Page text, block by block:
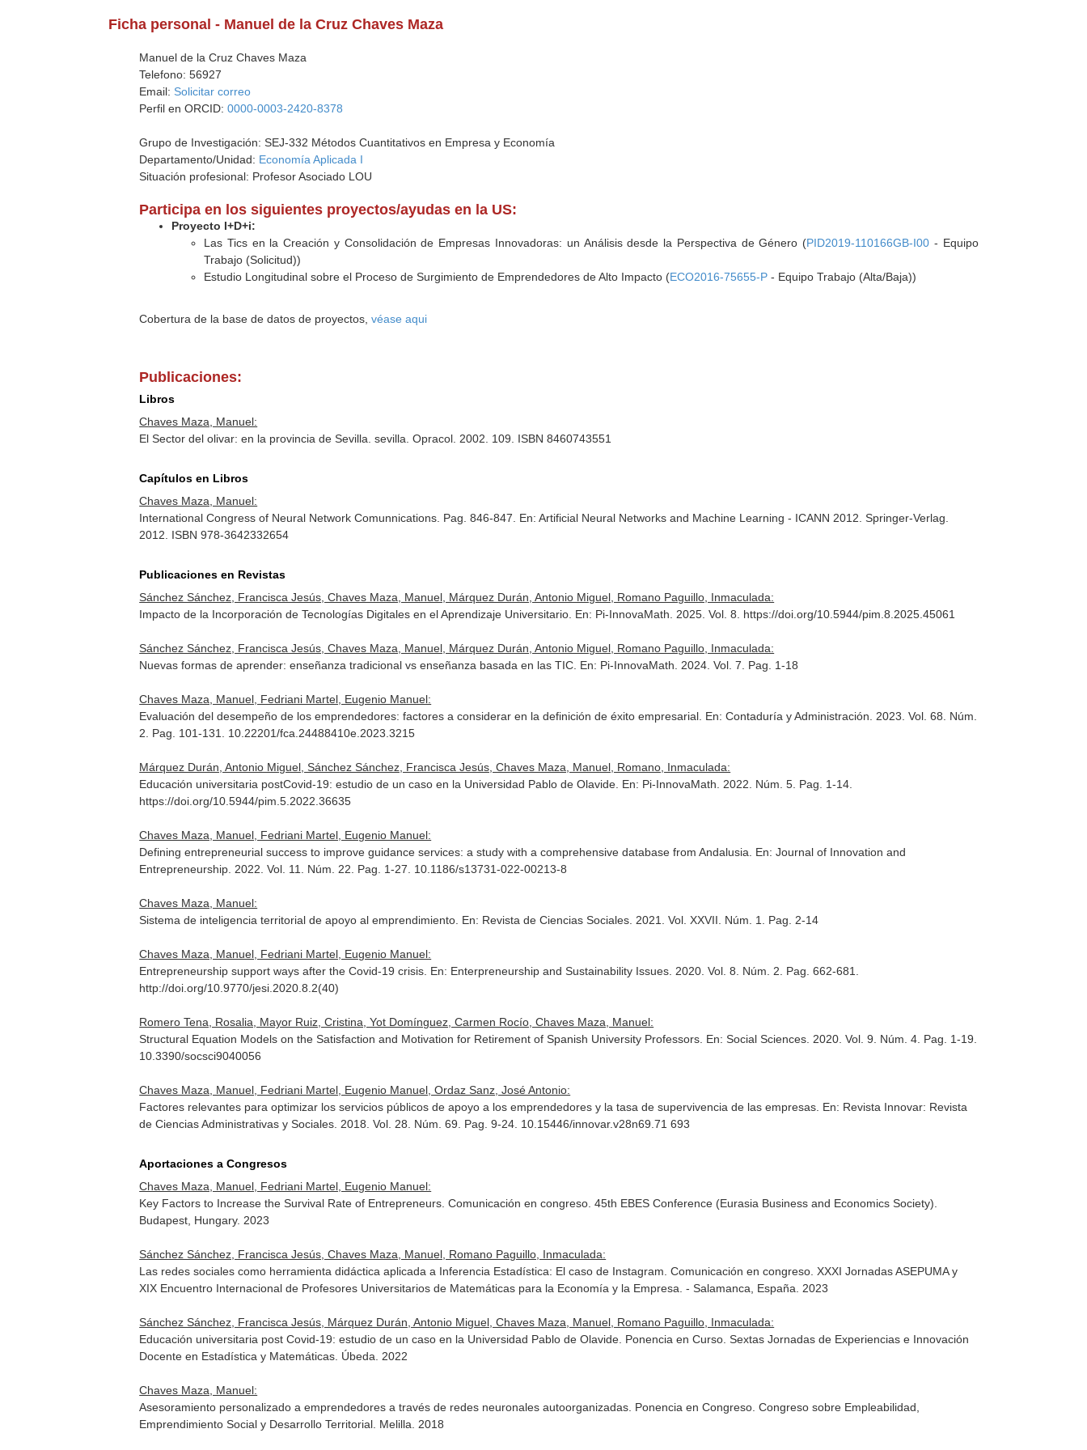
Ficha personal - Manuel de la Cruz Chaves Maza
Manuel de la Cruz Chaves Maza
Telefono: 56927
Email: Solicitar correo
Perfil en ORCID:0000-0003-2420-8378
Grupo de Investigación: SEJ-332 Métodos Cuantitativos en Empresa y Economía
Departamento/Unidad: Economía Aplicada I
Situación profesional: Profesor Asociado LOU
Participa en los siguientes proyectos/ayudas en la US:
Proyecto I+D+i:
Las Tics en la Creación y Consolidación de Empresas Innovadoras: un Análisis desde la Perspectiva de Género (PID2019-110166GB-I00 - Equipo
Trabajo (Solicitud))
Estudio Longitudinal sobre el Proceso de Surgimiento de Emprendedores de Alto Impacto (ECO2016-75655-P - Equipo Trabajo (Alta/Baja))
Cobertura de la base de datos de proyectos,véase aqui
Publicaciones:
Libros
Chaves Maza, Manuel:
El Sector del olivar: en la provincia de Sevilla. sevilla. Opracol. 2002. 109. ISBN 8460743551
Capítulos en Libros
Chaves Maza, Manuel:
International Congress of Neural Network Comunnications. Pag. 846-847. En: Artificial Neural Networks and Machine Learning - ICANN 2012 . Springer-Verlag.
2012. ISBN 978-3642332654
Publicaciones en Revistas
Sánchez Sánchez, Francisca Jesús, Chaves Maza, Manuel, Márquez Durán, Antonio Miguel, Romano Paguillo, Inmaculada:
Impacto de la Incorporación de Tecnologías Digitales en el Aprendizaje Universitario. En: Pi-InnovaMath . 2025. Vol. 8. https://doi.org/10.5944/pim.8.2025.45061
Sánchez Sánchez, Francisca Jesús, Chaves Maza, Manuel, Márquez Durán, Antonio Miguel, Romano Paguillo, Inmaculada:
Nuevas formas de aprender: enseñanza tradicional vs enseñanza basada en las TIC. En: Pi-InnovaMath . 2024. Vol. 7. Pag. 1-18
Chaves Maza, Manuel, Fedriani Martel, Eugenio Manuel:
Evaluación del desempeño de los emprendedores: factores a considerar en la definición de éxito empresarial. En: Contaduría y Administración . 2023. Vol. 68. Núm.
2. Pag. 101-131. 10.22201/fca.24488410e.2023.3215
Márquez Durán, Antonio Miguel, Sánchez Sánchez, Francisca Jesús, Chaves Maza, Manuel, Romano, Inmaculada:
Educación universitaria postCovid-19: estudio de un caso en la Universidad Pablo de Olavide. En: Pi-InnovaMath . 2022. Núm. 5. Pag. 1-14.
https://doi.org/10.5944/pim.5.2022.36635
Chaves Maza, Manuel, Fedriani Martel, Eugenio Manuel:
Defining entrepreneurial success to improve guidance services: a study with a comprehensive database from Andalusia. En: Journal of Innovation and
Entrepreneurship . 2022. Vol. 11. Núm. 22. Pag. 1-27. 10.1186/s13731-022-00213-8
Chaves Maza, Manuel:
Sistema de inteligencia territorial de apoyo al emprendimiento. En: Revista de Ciencias Sociales . 2021. Vol. XXVII. Núm. 1. Pag. 2-14
Chaves Maza, Manuel, Fedriani Martel, Eugenio Manuel:
Entrepreneurship support ways after the Covid-19 crisis. En: Enterpreneurship and Sustainability Issues . 2020. Vol. 8. Núm. 2. Pag. 662-681.
http://doi.org/10.9770/jesi.2020.8.2(40)
Romero Tena, Rosalia, Mayor Ruiz, Cristina, Yot Domínguez, Carmen Rocío, Chaves Maza, Manuel:
Structural Equation Models on the Satisfaction and Motivation for Retirement of Spanish University Professors. En: Social Sciences . 2020. Vol. 9. Núm. 4. Pag. 1-19.
10.3390/socsci9040056
Chaves Maza, Manuel, Fedriani Martel, Eugenio Manuel, Ordaz Sanz, José Antonio:
Factores relevantes para optimizar los servicios públicos de apoyo a los emprendedores y la tasa de supervivencia de las empresas. En: Revista Innovar: Revista
de Ciencias Administrativas y Sociales . 2018. Vol. 28. Núm. 69. Pag. 9-24. 10.15446/innovar.v28n69.71 693
Aportaciones a Congresos
Chaves Maza, Manuel, Fedriani Martel, Eugenio Manuel:
Key Factors to Increase the Survival Rate of Entrepreneurs. Comunicación en congreso. 45th EBES Conference (Eurasia Business and Economics Society).
Budapest, Hungary. 2023
Sánchez Sánchez, Francisca Jesús, Chaves Maza, Manuel, Romano Paguillo, Inmaculada:
Las redes sociales como herramienta didáctica aplicada a Inferencia Estadística: El caso de Instagram. Comunicación en congreso. XXXI Jornadas ASEPUMA y
XIX Encuentro Internacional de Profesores Universitarios de Matemáticas para la Economía y la Empresa. - Salamanca, España. 2023
Sánchez Sánchez, Francisca Jesús, Márquez Durán, Antonio Miguel, Chaves Maza, Manuel, Romano Paguillo, Inmaculada:
Educación universitaria post Covid-19: estudio de un caso en la Universidad Pablo de Olavide. Ponencia en Curso. Sextas Jornadas de Experiencias e Innovación
Docente en Estadística y Matemáticas. Úbeda. 2022
Chaves Maza, Manuel:
Asesoramiento personalizado a emprendedores a través de redes neuronales autoorganizadas. Ponencia en Congreso. Congreso sobre Empleabilidad,
Emprendimiento Social y Desarrollo Territorial. Melilla. 2018